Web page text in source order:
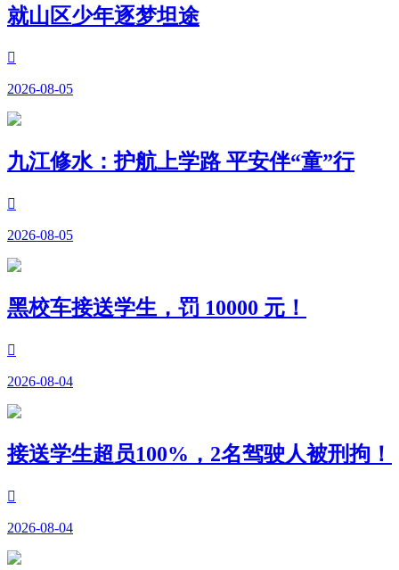
就山区少年逐梦坦途

2026-08-05
九江修水：护航上学路 平安伴“童”行

2026-08-05
黑校车接送学生，罚 10000 元！

2026-08-04
接送学生超员100%，2名驾驶人被刑拘！

2026-08-04